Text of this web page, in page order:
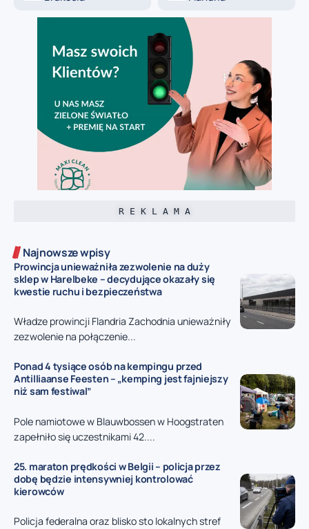
R E K L A M A
Najnowsze wpisy
Prowincja unieważniła zezwolenie na duży
sklep w Harelbeke – decydujące okazały się
kwestie ruchu i bezpieczeństwa
Władze prowincji Flandria Zachodnia unieważniły
zezwolenie na połączenie...
Ponad 4 tysiące osób na kempingu przed
Antilliaanse Feesten – „kemping jest fajniejszy
niż sam festiwal”
Pole namiotowe w Blauwbossen w Hoogstraten
zapełniło się uczestnikami 42....
25. maraton prędkości w Belgii – policja przez
dobę będzie intensywniej kontrolować
kierowców
Policja federalna oraz blisko sto lokalnych stref